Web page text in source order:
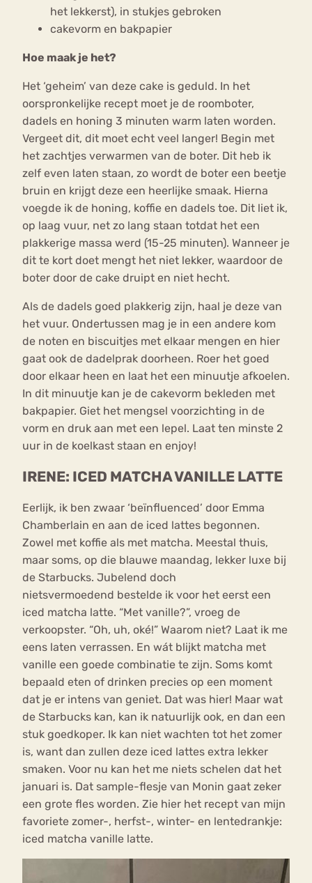
het lekkerst), in stukjes gebroken
cakevorm en bakpapier
Hoe maak je het?
Het ‘geheim’ van deze cake is geduld. In het
oorspronkelijke recept moet je de roomboter,
dadels en honing 3 minuten warm laten worden.
Vergeet dit, dit moet echt veel langer! Begin met
het zachtjes verwarmen van de boter. Dit heb ik
zelf even laten staan, zo wordt de boter een beetje
bruin en krijgt deze een heerlijke smaak. Hierna
voegde ik de honing, koffie en dadels toe. Dit liet ik,
op laag vuur, net zo lang staan totdat het een
plakkerige massa werd (15-25 minuten). Wanneer je
dit te kort doet mengt het niet lekker, waardoor de
boter door de cake druipt en niet hecht.
Als de dadels goed plakkerig zijn, haal je deze van
het vuur. Ondertussen mag je in een andere kom
de noten en biscuitjes met elkaar mengen en hier
gaat ook de dadelprak doorheen. Roer het goed
door elkaar heen en laat het een minuutje afkoelen.
In dit minuutje kan je de cakevorm bekleden met
bakpapier. Giet het mengsel voorzichting in de
vorm en druk aan met een lepel. Laat ten minste 2
uur in de koelkast staan en enjoy!
IRENE: ICED MATCHA VANILLE LATTE
Eerlijk, ik ben zwaar ‘beïnfluenced’ door Emma
Chamberlain en aan de iced lattes begonnen.
Zowel met koffie als met matcha. Meestal thuis,
maar soms, op die blauwe maandag, lekker luxe bij
de Starbucks. Jubelend doch
nietsvermoedend bestelde ik voor het eerst een
iced matcha latte. “Met vanille?”, vroeg de
verkoopster. “Oh, uh, oké!” Waarom niet? Laat ik me
eens laten verrassen. En wát blijkt matcha met
vanille een goede combinatie te zijn. Soms komt
bepaald eten of drinken precies op een moment
dat je er intens van geniet. Dat was hier! Maar wat
de Starbucks kan, kan ik natuurlijk ook, en dan een
stuk goedkoper. Ik kan niet wachten tot het zomer
is, want dan zullen deze iced lattes extra lekker
smaken. Voor nu kan het me niets schelen dat het
januari is. Dat sample-flesje van Monin gaat zeker
een grote fles worden. Zie hier het recept van mijn
favoriete zomer-, herfst-, winter- en lentedrankje:
iced matcha vanille latte.